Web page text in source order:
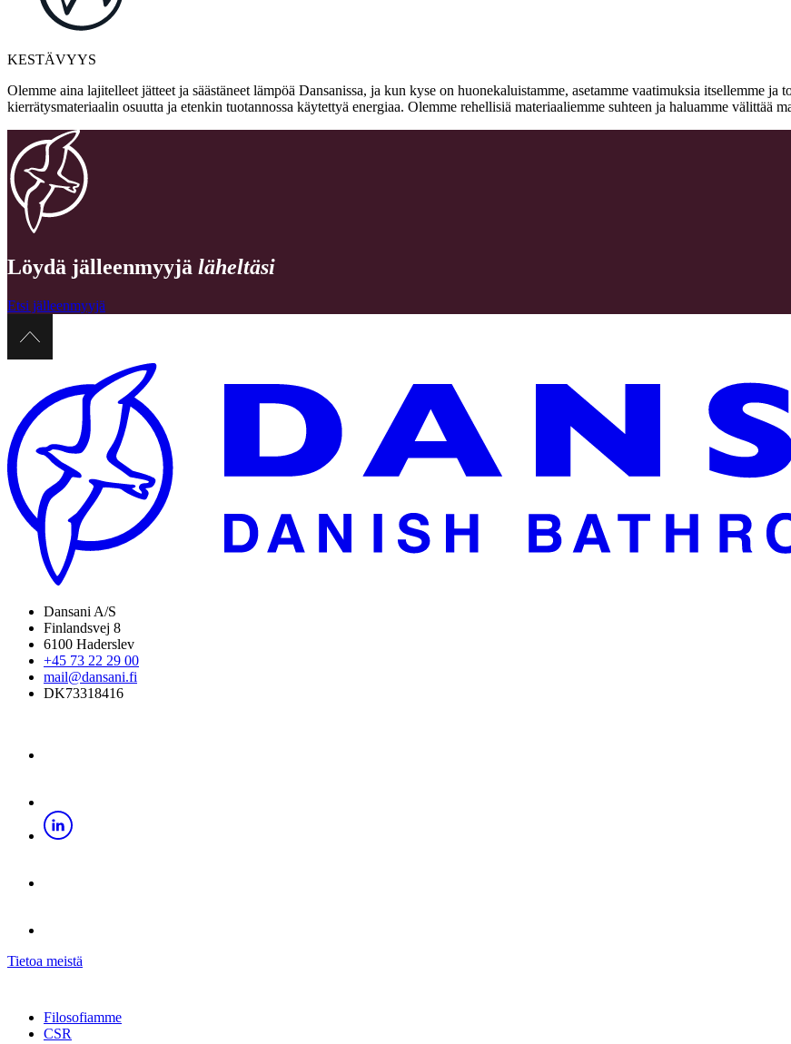
KESTÄVYYS
Olemme aina lajitelleet jätteet ja säästäneet lämpöä Dansanissa, ja kun kyse on huonekaluistamme, asetamme vaatimuksia itsellemme
kierrätysmateriaalin osuutta ja etenkin tuotannossa käytettyä energiaa. Olemme rehellisiä materiaaliemme suhteen ja haluamme välittää
Löydä jälleenmyyjä läheltäsi
Etsi jälleenmyyjä
Dansani A/S
Finlandsvej 8
6100 Haderslev
+45 73 22 29 00
mail@dansani.fi
DK73318416
Tietoa meistä
Filosofiamme
CSR